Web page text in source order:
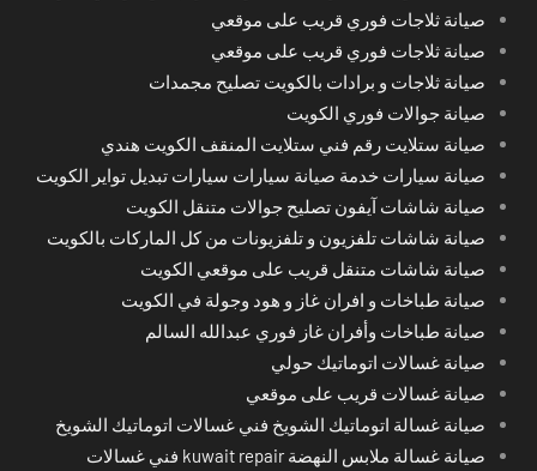
صيانة ثلاجات فوري قريب على موقعي
صيانة ثلاجات فوري قريب على موقعي
صيانة ثلاجات و برادات بالكويت تصليح مجمدات
صيانة جوالات فوري الكويت
صيانة ستلايت رقم فني ستلايت المنقف الكويت هندي
صيانة سيارات خدمة صيانة سيارات سيارات تبديل تواير الكويت
صيانة شاشات آيفون تصليح جوالات متنقل الكويت
صيانة شاشات تلفزيون و تلفزيونات من كل الماركات بالكويت
صيانة شاشات متنقل قريب على موقعي الكويت
صيانة طباخات و افران غاز و هود وجولة في الكويت
صيانة طباخات وأفران غاز فوري عبدالله السالم
صيانة غسالات اتوماتيك حولي
صيانة غسالات قريب على موقعي
صيانة غسالة اتوماتيك الشويخ فني غسالات اتوماتيك الشويخ
صيانة غسالة ملابس النهضة kuwait repair فني غسالات